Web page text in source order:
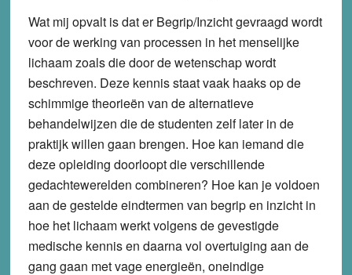
Wat mij opvalt is dat er Begrip/Inzicht gevraagd wordt
voor de werking van processen in het menselijke
lichaam zoals die door de wetenschap wordt
beschreven. Deze kennis staat vaak haaks op de
schimmige theorieën van de alternatieve
behandelwijzen die de studenten zelf later in de
praktijk willen gaan brengen. Hoe kan iemand die
deze opleiding doorloopt die verschillende
gedachtewerelden combineren? Hoe kan je voldoen
aan de gestelde eindtermen van begrip en inzicht in
hoe het lichaam werkt volgens de gevestigde
medische kennis en daarna vol overtuiging aan de
gang gaan met vage energieën, oneindige